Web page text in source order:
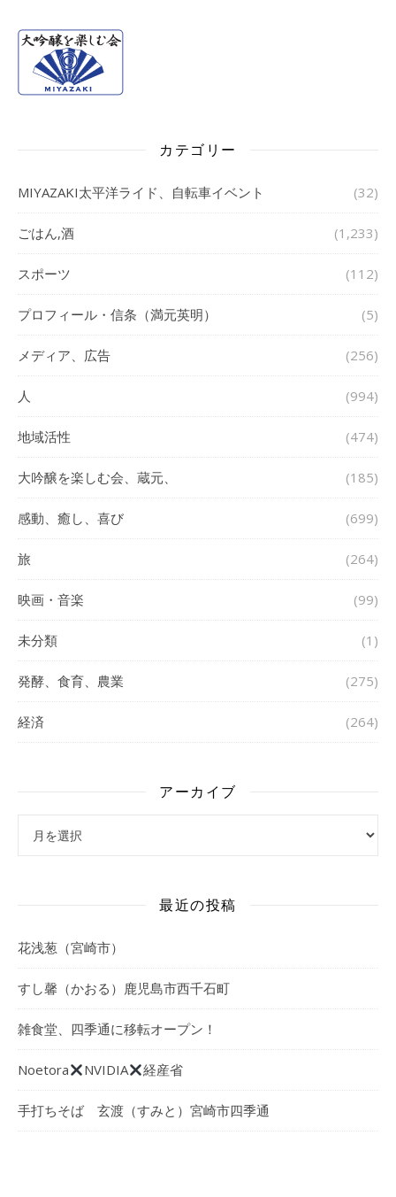
カテゴリー
MIYAZAKI太平洋ライド、自転車イベント (32)
ごはん,酒 (1,233)
スポーツ (112)
プロフィール・信条（満元英明） (5)
メディア、広告 (256)
人 (994)
地域活性 (474)
大吟醸を楽しむ会、蔵元、 (185)
感動、癒し、喜び (699)
旅 (264)
映画・音楽 (99)
未分類 (1)
発酵、食育、農業 (275)
経済 (264)
アーカイブ
最近の投稿
花浅葱（宮崎市）
すし馨（かおる）鹿児島市西千石町
雑食堂、四季通に移転オープン！
Noetora NVIDIA 経産省
手打ちそば 玄渡（すみと）宮崎市四季通